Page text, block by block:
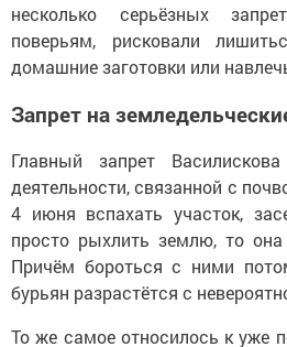
несколько серьёзных
поверьям, рисковали
домашние заготовки или
Запрет на
Главный запрет
деятельности, связанной с
4 июня вспахать участок,
просто рыхлить землю, то она
Причём бороться с ними
бурьян разрастётся с
То же самое относилось к уже